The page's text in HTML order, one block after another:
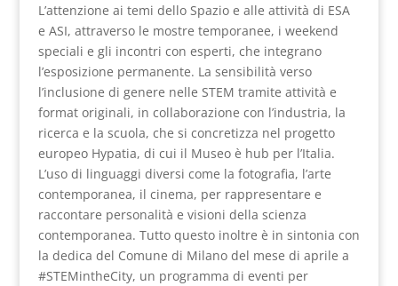
L’attenzione ai temi dello Spazio e alle attività di ESA
e ASI, attraverso le mostre temporanee, i weekend
speciali e gli incontri con esperti, che integrano
l’esposizione permanente. La sensibilità verso
l’inclusione di genere nelle STEM tramite attività e
format originali, in collaborazione con l’industria, la
ricerca e la scuola, che si concretizza nel progetto
europeo Hypatia, di cui il Museo è hub per l’Italia.
L’uso di linguaggi diversi come la fotografia, l’arte
contemporanea, il cinema, per rappresentare e
raccontare personalità e visioni della scienza
contemporanea. Tutto questo inoltre è in sintonia con
la dedica del Comune di Milano del mese di aprile a
#STEMintheCity, un programma di eventi per